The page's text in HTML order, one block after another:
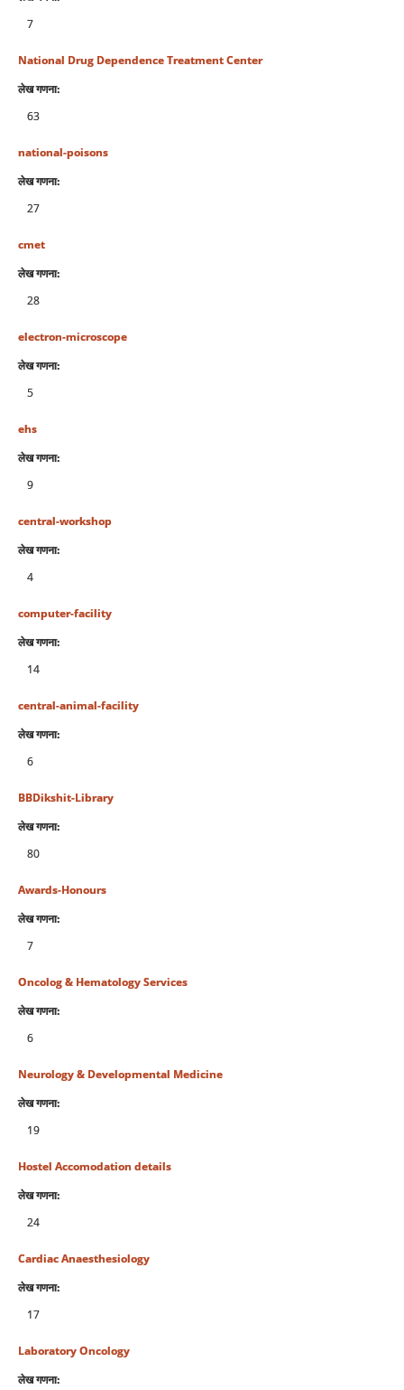
7
National Drug Dependence Treatment Center
लेख गणना:
63
national-poisons
लेख गणना:
27
cmet
लेख गणना:
28
electron-microscope
लेख गणना:
5
ehs
लेख गणना:
9
central-workshop
लेख गणना:
4
computer-facility
लेख गणना:
14
central-animal-facility
लेख गणना:
6
BBDikshit-Library
लेख गणना:
80
Awards-Honours
लेख गणना:
7
Oncolog & Hematology Services
लेख गणना:
6
Neurology & Developmental Medicine
लेख गणना:
19
Hostel Accomodation details
लेख गणना:
24
Cardiac Anaesthesiology
लेख गणना:
17
Laboratory Oncology
लेख गणना: